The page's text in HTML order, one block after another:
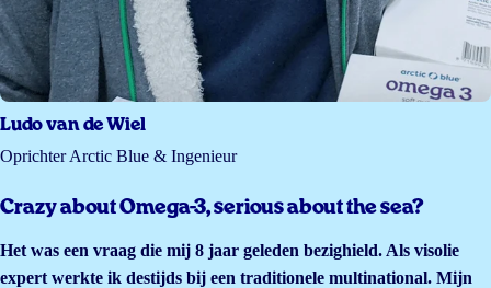
Ludo van de Wiel
Oprichter Arctic Blue & Ingenieur
Crazy about Omega-3, serious about the sea?
Het was een vraag die mij 8 jaar geleden bezighield. Als visolie
expert werkte ik destijds bij een traditionele multinational. Mijn